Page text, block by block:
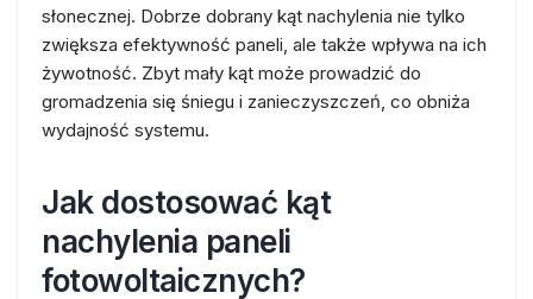
słonecznej. Dobrze dobrany kąt nachylenia nie tylko
zwiększa efektywność paneli, ale także wpływa na ich
żywotność. Zbyt mały kąt może prowadzić do
gromadzenia się śniegu i zanieczyszczeń, co obniża
wydajność systemu.
Jak dostosować kąt
nachylenia paneli
fotowoltaicznych?